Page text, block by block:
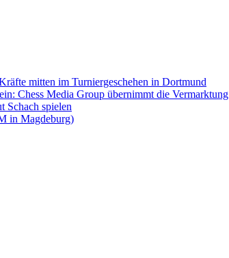
mitten im Turniergeschehen in Dortmund
Chess Media Group übernimmt die Vermarktung
Schach spielen
in Magdeburg)